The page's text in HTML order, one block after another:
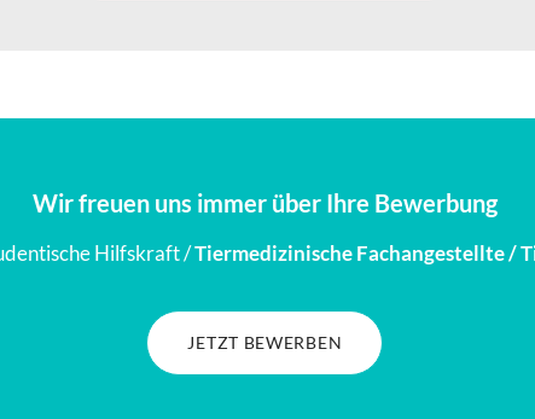
Wir freuen uns immer über Ihre Bewerbung
Hilfskraft /Tiermedizinische Fachangestellte /
JETZT BEWERBEN